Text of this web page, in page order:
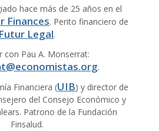
hace más de 25 años en el
Finances. Perito financiero de
Futur Legal.
con Pau A. Monserrat:
.
Financiera (UIB) y director de
del Consejo Económico y
Patrono de la Fundación
Finsalud.